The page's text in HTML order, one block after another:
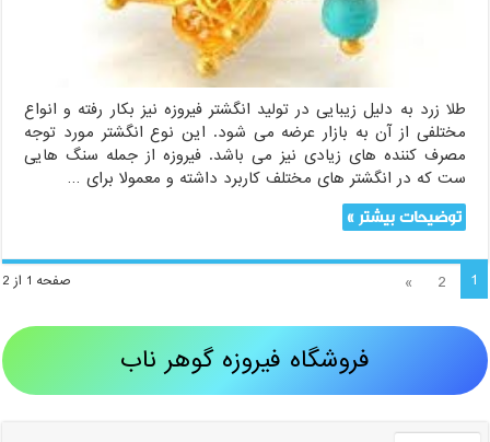
طلا زرد به دلیل زیبایی در تولید انگشتر فیروزه نیز بکار رفته و انواع
مختلفی از آن به بازار عرضه می شود. این نوع انگشتر مورد توجه
مصرف کننده های زیادی نیز می باشد. فیروزه از جمله سنگ هایی
ست که در انگشتر های مختلف کاربرد داشته و معمولا برای …
توضیحات بیشتر »
صفحه 1 از 2 1
2
»
فروشگاه فیروزه گوهر ناب